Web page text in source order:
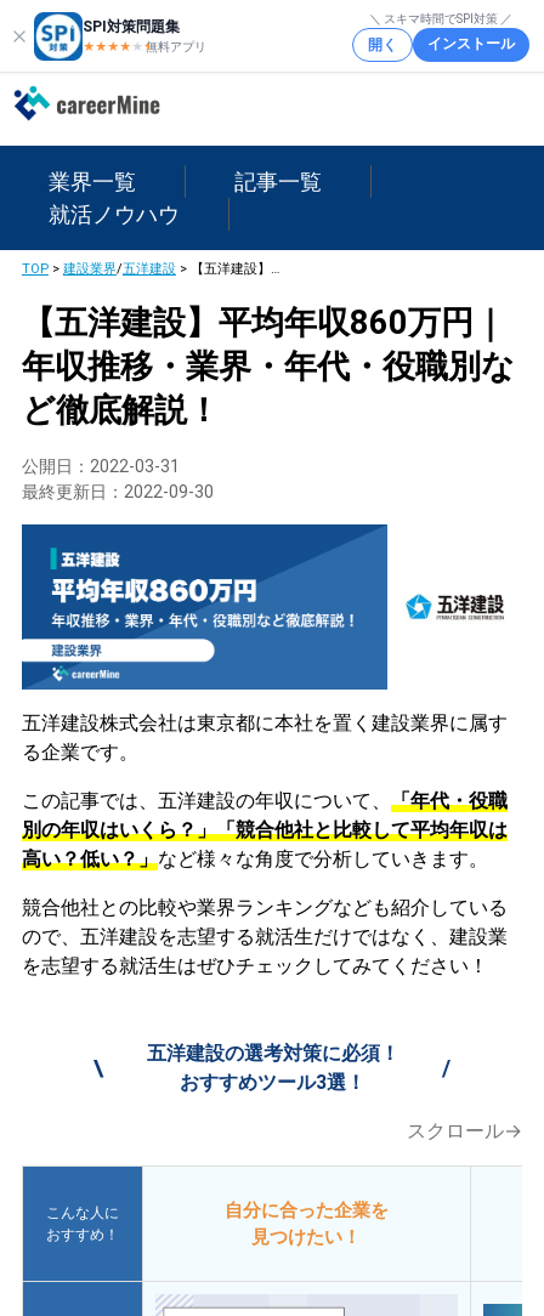
SPI対策問題集
★★★★ ★★
無料アプリ
＼ スキマ時間でSPI対策 ／
開く インストール
業界一覧
記事一覧
就活ノウハウ
TOP> 建設業界/五洋建設> 【五洋建設】平均年収860万円｜年収推移・業界・年代・役職別など徹底解説！
【五洋建設】平均年収860万円｜
年収推移・業界・年代・役職別な
ど徹底解説！
公開日： 2022-03-31
最終更新日： 2022-09-30
五洋建設株式会社は東京都に本社を置く建設業界に属す
る企業です。
この記事では、五洋建設の年収について、 「年代・役職
別の年収はいくら？」「競合他社と比較して平均年収は
高い？低い？」など様々な角度で分析していきます。
競合他社との比較や業界ランキングなども紹介している
ので、五洋建設を志望する就活生だけではなく、建設業
を志望する就活生はぜひチェックしてみてください！
\
五洋建設の選考対策に必須！
おすすめツール3選！
/
スクロール→
こんな人に
おすすめ！
自分に合った企業を
見つけたい！